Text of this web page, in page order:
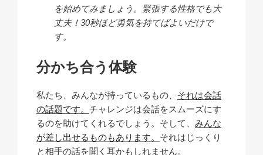
を始めてみましょう。緊張する性格でも大
丈夫！30秒ほど勇気を持てばよいだけで
す。
分かち合う体験
私たち、みんなが持っているもの、 それは会話
の話題です。 チャレンジは会話をスムーズにす
るのを助けてくれるでしょう。そして、 みんな
が差し出せるものもあります。 それはじっくり
と相手の話を聞く耳かもしれません。